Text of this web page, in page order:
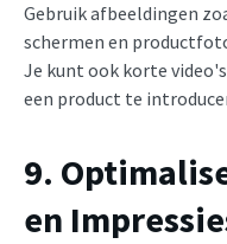
Gebruik afbeeldingen
schermen en
Je kunt ook korte
een product te
9.
en